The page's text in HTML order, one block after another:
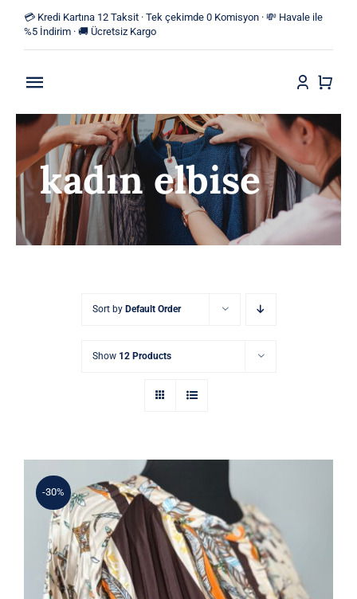
content
💳 Kredi Kartına 12 Taksit · Tek çekimde 0 Komisyon · 💸 Havale ile
%5 İndirim · 🚚 Ücretsiz Kargo
Toggle
Navigation
Anasayfa
Mağaza
Yeni Ürünler
kadın elbise
Sort by Default Order
Show 12 Products
-30%